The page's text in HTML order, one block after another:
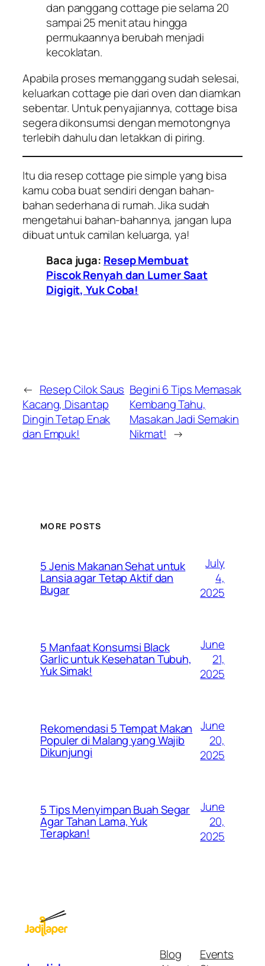
dan panggang cottage pie selama 20
sampai 25 menit atau hingga
permukaannya berubah menjadi
kecoklatan.
Apabila proses memanggang sudah selesai,
keluarkan cottage pie dari oven dan diamkan
sebentar. Untuk penyajiannya, cottage bisa
segera dikonsumsi dengan memotongnya
terlebih dahulu dan letakkan di piring.
Itu dia resep cottage pie simple yang bisa
kamu coba buat sendiri dengan bahan-
bahan sederhana di rumah. Jika sudah
mengetahui bahan-bahannya, jangan lupa
dibuat untuk camilan keluarga, ya!
Baca juga: Resep Membuat
Piscok Renyah dan Lumer Saat
Digigit, Yuk Coba!
← Resep Cilok Saus
Kacang, Disantap
Dingin Tetap Enak
dan Empuk!
Begini 6 Tips Memasak
Kembang Tahu,
Masakan Jadi Semakin
Nikmat! →
MORE POSTS
5 Jenis Makanan Sehat untuk
Lansia agar Tetap Aktif dan
Bugar
July
4,
2025
5 Manfaat Konsumsi Black
Garlic untuk Kesehatan Tubuh,
Yuk Simak!
June
21,
2025
Rekomendasi 5 Tempat Makan
Populer di Malang yang Wajib
Dikunjungi
June
20,
2025
5 Tips Menyimpan Buah Segar
Agar Tahan Lama, Yuk
Terapkan!
June
20,
2025
Blog
Events